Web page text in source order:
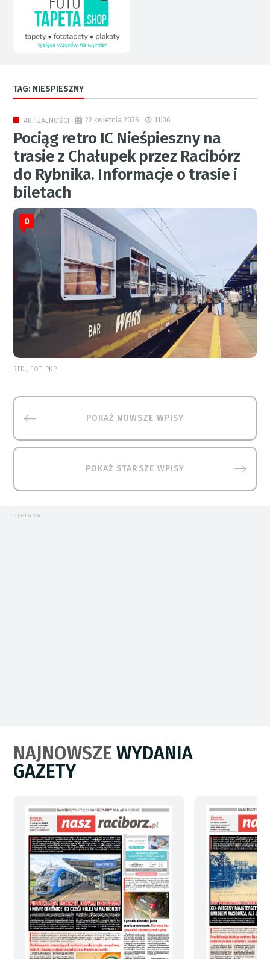
TAG: NIESPIESZNY
AKTUALNOŚCI 22 kwietnia 2026 11:06
Pociąg retro IC Nieśpieszny na
trasie z Chałupek przez Racibórz
do Rybnika. Informacje o trasie i
biletach
0
RED., FOT. PKP
POKAŻ NOWSZE WPISY
POKAŻ STARSZE WPISY
REKLAMA
NAJNOWSZEWYDANIA
GAZETY